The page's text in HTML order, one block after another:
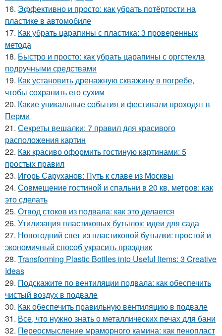
16. Эффективно и просто: как убрать потёртости на
пластике в автомобиле
17. Как убрать царапины с пластика: 3 проверенных
метода
18. Быстро и просто: как убрать царапины с оргстекла
подручными средствами
19. Как установить дренажную скважину в погребе,
чтобы сохранить его сухим
20. Какие уникальные события и фестивали проходят в
Перми
21. Секреты вешалки: 7 правил для красивого
расположения картин
22. Как красиво оформить гостиную картинами: 5
простых правил
23. Игорь Саруханов: Путь к славе из Москвы
24. Совмещение гостиной и спальни в 20 кв. метров: как
это сделать
25. Отвод стоков из подвала: как это делается
26. Утилизация пластиковых бутылок: идеи для сада
27. Новогодний свет из пластиковой бутылки: простой и
экономичный способ украсить праздник
28. Transforming Plastic Bottles into Useful Items: 3 Creative
Ideas
29. Подскажите по вентиляции подвала: как обеспечить
чистый воздух в подвале
30. Как обеспечить правильную вентиляцию в подвале
31. Все, что нужно знать о металлических печах для бани
32. Переосмысление мраморного камина: как пенопласт